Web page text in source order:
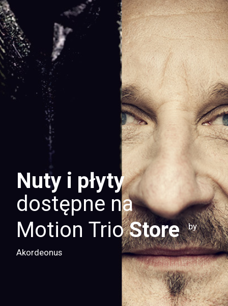
Nuty i płyty
dostępne na
Motion TrioStore by
Akordeonus